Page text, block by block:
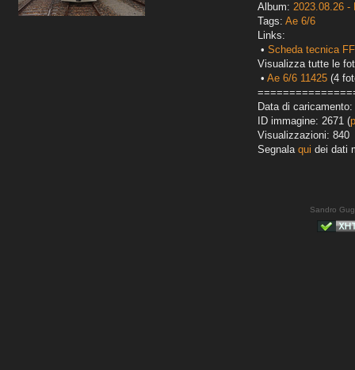
Album: 2023.08.26 -
Tags: Ae 6/6
Links:
• Scheda tecnica
Visualizza tutte le
• Ae 6/6 11425 (4
Data di
ID immagine: 2671 (
Visualizzazioni: 840
Segnala qui dei dati
Sandro